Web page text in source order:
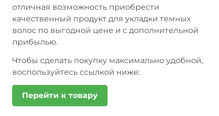
отличная возможность приобрести
качественный продукт для укладки темных
волос по выгодной цене и с дополнительной
прибылью.
Чтобы сделать покупку максимально удобной,
воспользуйтесь ссылкой ниже:
Перейти к товару